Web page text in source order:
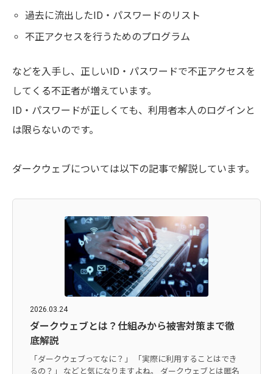
過去に流出したID・パスワードのリスト
不正アクセスを行うためのプログラム
などを入手し、正しいID・パスワードで不正アクセスを
してくる不正者が増えています。
ID・パスワードが正しくても、利用者本人のログインと
は限らないのです。
ダークウェブについては以下の記事で解説しています。
2026.03.24
ダークウェブとは？仕組みから被害対策まで徹
底解説
「ダークウェブってなに？」 「実際に利用することはでき
るの？」 などと気になりますよね。 ダークウェブとは匿名